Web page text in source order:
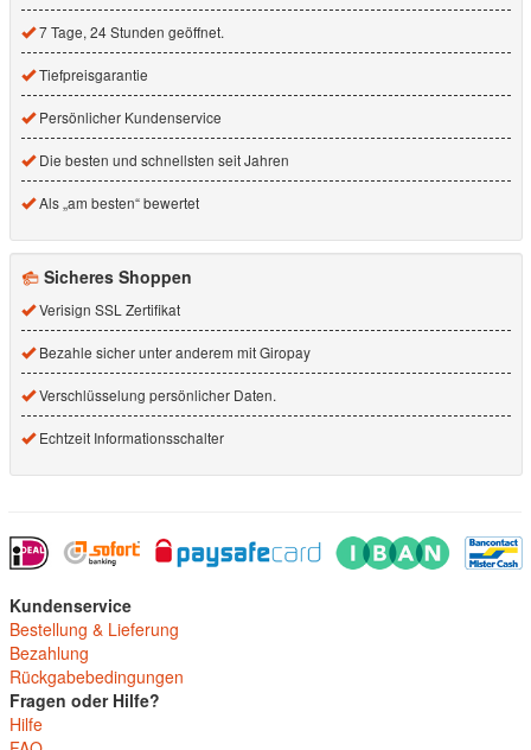
7 Tage, 24 Stunden geöffnet.
Tiefpreisgarantie
Persönlicher Kundenservice
Die besten und schnellsten seit Jahren
Als „am besten“ bewertet
Sicheres Shoppen
Verisign SSL Zertifikat
Bezahle sicher unter anderem mit Giropay
Verschlüsselung persönlicher Daten.
Echtzeit Informationsschalter
Kundenservice
Bestellung & Lieferung
Bezahlung
Rückgabebedingungen
Fragen oder Hilfe?
Hilfe